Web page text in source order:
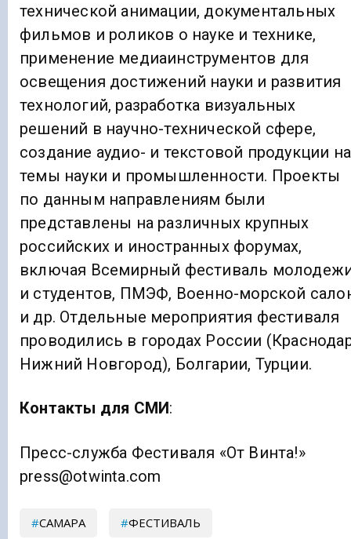
технической анимации, документальных
фильмов и роликов о науке и технике,
применение медиаинструментов для
освещения достижений науки и развития
технологий, разработка визуальных
решений в научно-технической сфере,
создание аудио- и текстовой продукции на
темы науки и промышленности. Проекты
по данным направлениям были
представлены на различных крупных
российских и иностранных форумах,
включая Всемирный фестиваль
и студентов, ПМЭФ, Военно-морской
и др. Отдельные мероприятия фестиваля
проводились в городах России
Нижний Новгород), Болгарии, Турции.
Контакты для СМИ :
Пресс-служба Фестиваля «От Винта!»
press@otwinta.com
САМАРА ФЕСТИВАЛЬ